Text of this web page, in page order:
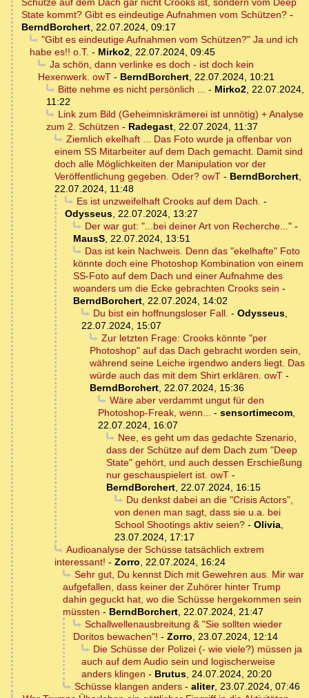
Schütze auf dem Dach gar nicht Crooks ist, sondern vom Deep
State kommt? Gibt es eindeutige Aufnahmen vom Schützen? -
BerndBorchert, 22.07.2024, 09:17
"Gibt es eindeutige Aufnahmen vom Schützen?" Ja und ich
habe es!! o.T. - Mirko2, 22.07.2024, 09:45
Ja schön, dann verlinke es doch - ist doch kein
Hexenwerk. owT - BerndBorchert, 22.07.2024, 10:21
Bitte nehme es nicht persönlich ... - Mirko2, 22.07.2024,
11:22
Link zum Bild (Geheimniskrämerei ist unnötig) + Analyse
zum 2. Schützen - Radegast, 22.07.2024, 11:37
Ziemlich ekelhaft ... Das Foto wurde ja offenbar von
einem SS Mitarbeiter auf dem Dach gemacht. Damit sind
doch alle Möglichkeiten der Manipulation vor der
Veröffentlichung gegeben. Oder? owT - BerndBorchert,
22.07.2024, 11:48
Es ist unzweifelhaft Crooks auf dem Dach. -
Odysseus, 22.07.2024, 13:27
Der war gut: "...bei deiner Art von Recherche..."-
MausS, 22.07.2024, 13:51
Das ist kein Nachweis. Denn das "ekelhafte" Foto
könnte doch eine Photoshop Kombination von einem
SS-Foto auf dem Dach und einer Aufnahme des
woanders um die Ecke gebrachten Crooks sein -
BerndBorchert, 22.07.2024, 14:02
Du bist ein hoffnungsloser Fall. - Odysseus,
22.07.2024, 15:07
Zur letzten Frage: Crooks könnte "per
Photoshop" auf das Dach gebracht worden sein,
während seine Leiche irgendwo anders liegt. Das
würde auch das mit dem Shirt erklären. owT -
BerndBorchert, 22.07.2024, 15:36
Wäre aber verdammt ungut für den
Photoshop-Freak, wenn... - sensortimecom,
22.07.2024, 16:07
Nee, es geht um das gedachte Szenario,
dass der Schütze auf dem Dach zum "Deep
State" gehört, und auch dessen Erschießung
nur geschauspielert ist. owT -
BerndBorchert, 22.07.2024, 16:15
Du denkst dabei an die "Crisis Actors",
von denen man sagt, dass sie u.a. bei
School Shootings aktiv seien? - Olivia,
23.07.2024, 17:17
Audioanalyse der Schüsse tatsächlich extrem
interessant! - Zorro, 22.07.2024, 16:24
Sehr gut, Du kennst Dich mit Gewehren aus. Mir war
aufgefallen, dass keiner der Zuhörer hinter Trump
dahin geguckt hat, wo die Schüsse hergekommen sein
müssten - BerndBorchert, 22.07.2024, 21:47
Schallwellenausbreitung & "Sie sollten wieder
Doritos bewachen"! - Zorro, 23.07.2024, 12:14
Die Schüsse der Polizei (- wie viele?) müssen ja
auch auf dem Audio sein und logischerweise
anders klingen - Brutus, 24.07.2024, 20:20
Schüsse klangen anders- aliter, 23.07.2024, 07:46